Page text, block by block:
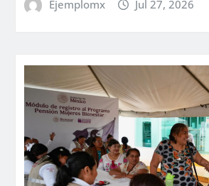
Ejemplomx Jul 27, 2026